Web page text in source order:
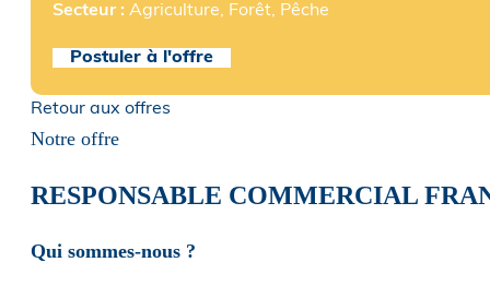
Secteur : Agriculture, Forêt, Pêche
Postuler à l'offre
Retour aux offres
Notre offre
RESPONSABLE COMMERCIAL
Qui sommes-nous ?